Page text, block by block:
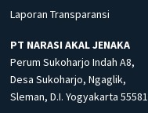
Laporan Transparansi
PT NARASI AKAL JENAKA
Perum Sukoharjo Indah A8,
Desa Sukoharjo, Ngaglik,
Sleman, D.I. Yogyakarta 55581